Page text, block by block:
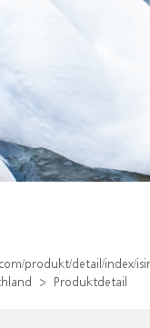
produkt/detail/index/
Produktdetail